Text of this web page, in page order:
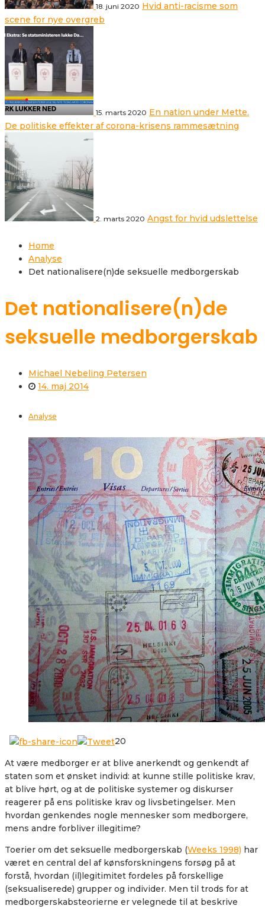
18. juni 2020 Hvid anti-racisme som
scene for nye overgreb
15. marts 2020 En nation under Mette.
De politiske effekter af corona-krisens rammesætning
2. marts 2020 Angst for hvid udslettelse
Home
Analyse
Det nationalisere(n)de seksuelle medborgerskab
Det nationalisere(n)de
seksuelle medborgerskab
Michael Nebeling Petersen
14. maj 2014
Analyse
20
At være medborger er at blive anerkendt og genkendt af
staten som et ønsket individ: at kunne stille politiske krav,
at blive hørt, og at de politiske systemer og diskurser
reagerer på ens politiske krav og livsbetingelser. Men
hvordan genkendes nogle mennesker som medborgere,
mens andre forbliver illegitime?
Toerier om det seksuelle medborgerskab (Weeks 1998) har
været en central del af kønsforskningens forsøg på at
forstå, hvordan (il)legitimitet fordeles på forskellige
(seksualiserede) grupper og individer. Men til trods for at
medborgerskabsteorierne er velegnede til at beskrive